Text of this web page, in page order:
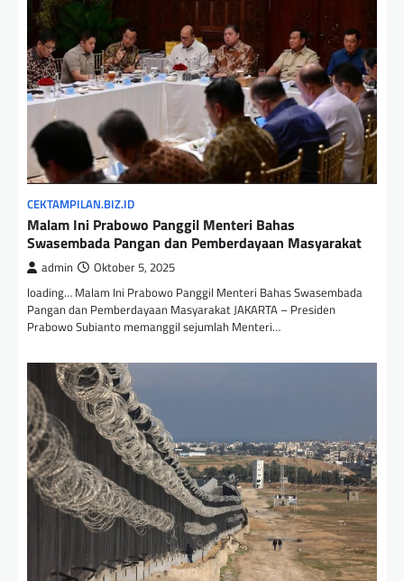
CEKTAMPILAN.BIZ.ID
Malam Ini Prabowo Panggil Menteri Bahas
Swasembada Pangan dan Pemberdayaan Masyarakat
admin Oktober 5, 2025
loading… Malam Ini Prabowo Panggil Menteri Bahas Swasembada
Pangan dan Pemberdayaan Masyarakat JAKARTA – Presiden
Prabowo Subianto memanggil sejumlah Menteri…